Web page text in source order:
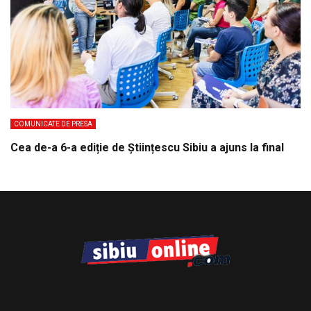
COMUNICATE DE PRESA
Cea de-a 6-a ediție de Științescu Sibiu a ajuns la final